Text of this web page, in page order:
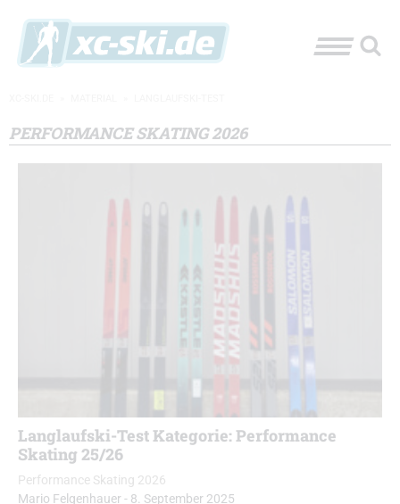
PERFORMANCE SKATING 2026
Langlaufski-Test Kategorie: Performance
Skating 25/26
Performance Skating 2026
Mario Felgenhauer - 8. September 2025